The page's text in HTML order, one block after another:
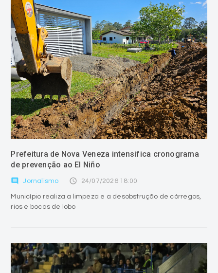
Prefeitura de Nova Veneza intensifica cronograma
de prevenção ao El Niño
comment Jornalismo access_time 24/07/2026 18:00
Município realiza a limpeza e a desobstrução de córregos,
rios e bocas de lobo